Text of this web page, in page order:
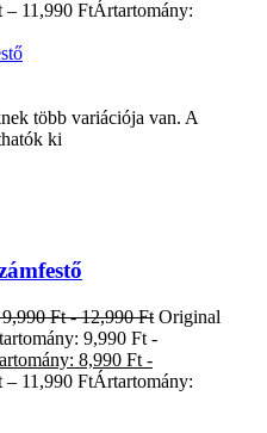
11,990 FtÁrtartomány:
több variációja van. A
ki
Ft - 12,990 Ft Original
9,990 Ft -
8,990 Ft -
11,990 FtÁrtartomány: